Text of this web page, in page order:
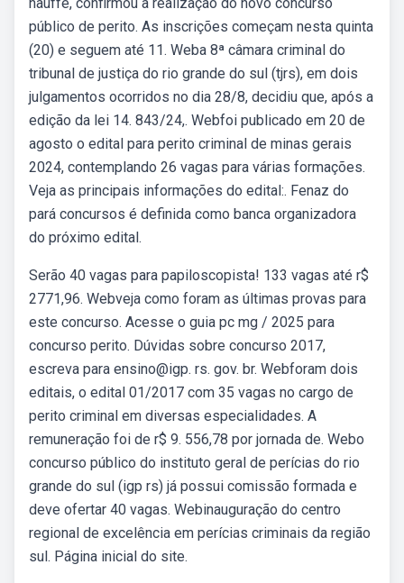
público de perito. As inscrições começam nesta quinta
(20) e seguem até 11. Weba 8ª câmara criminal do
tribunal de justiça do rio grande do sul (tjrs), em dois
julgamentos ocorridos no dia 28/8, decidiu que, após a
edição da lei 14. 843/24,. Webfoi publicado em 20 de
agosto o edital para perito criminal de minas gerais
2024, contemplando 26 vagas para várias formações.
Veja as principais informações do edital:. Fenaz do
pará concursos é definida como banca organizadora
do próximo edital.
Serão 40 vagas para papiloscopista! 133 vagas até r$
2771,96. Webveja como foram as últimas provas para
este concurso. Acesse o guia pc mg / 2025 para
concurso perito. Dúvidas sobre concurso 2017,
escreva para ensino@igp. rs. gov. br. Webforam dois
editais, o edital 01/2017 com 35 vagas no cargo de
perito criminal em diversas especialidades. A
remuneração foi de r$ 9. 556,78 por jornada de. Webo
concurso público do instituto geral de perícias do rio
grande do sul (igp rs) já possui comissão formada e
deve ofertar 40 vagas. Webinauguração do centro
regional de excelência em perícias criminais da região
sul. Página inicial do site.